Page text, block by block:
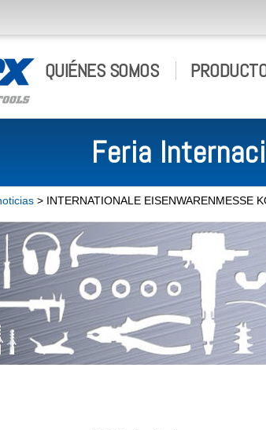
QUIÉNES SOMOS
Feria
> INTERNATIONALE EISENWARENMESSE